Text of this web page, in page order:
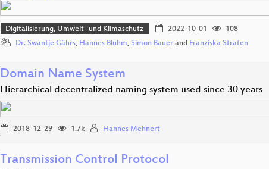
Digitalisierung, Umwelt- und Klimaschutz 2022-10-01
108
Dr. Swantje Gährs, Hannes Bluhm, Simon Bauer and Franziska Straten
Domain Name System
Hierarchical decentralized naming system used since 30 years
2018-12-29 1.7k Hannes Mehnert
Transmission Control Protocol